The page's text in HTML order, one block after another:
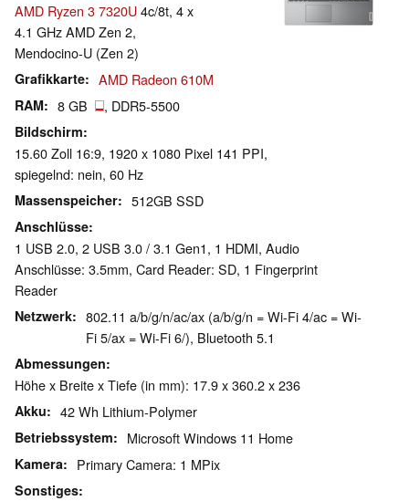
AMD Ryzen 3 7320U4c/8t, 4 x
4.1 GHz AMD Zen 2,
Mendocino-U (Zen 2)
Grafikkarte AMD Radeon 610M
RAM 8 GB , DDR5-5500
Bildschirm
15.60 Zoll 16:9, 1920 x 1080 Pixel 141 PPI,
spiegelnd: nein, 60 Hz
Massenspeicher 512GB SSD
Anschlüsse
1 USB 2.0, 2 USB 3.0 / 3.1 Gen1, 1 HDMI, Audio
Anschlüsse: 3.5mm, Card Reader: SD, 1 Fingerprint
Reader
Netzwerk
802.11 a/b/g/n/ac/ax (a/b/g/n = Wi-Fi 4/ac = Wi-
Fi 5/ax = Wi-Fi 6/), Bluetooth 5.1
Abmessungen
Höhe x Breite x Tiefe (in mm): 17.9 x 360.2 x 236
Akku 42 Wh Lithium-Polymer
Betriebssystem Microsoft Windows 11 Home
Kamera Primary Camera: 1 MPix
Sonstiges